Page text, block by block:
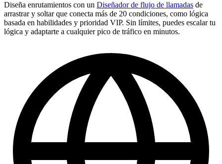
Diseña enrutamientos con un Diseñador de flujo de llamadas de
arrastrar y soltar que conecta más de 20 condiciones, como lógica
basada en habilidades y prioridad VIP. Sin límites, puedes escalar tu
lógica y adaptarte a cualquier pico de tráfico en minutos.